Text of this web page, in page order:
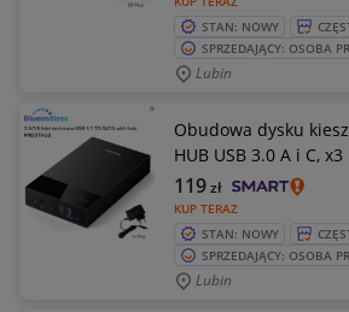
STAN: NOWY
SPRZEDAJĄCY: OSOBA
Lubin
Obudowa dysku
HUB USB 3.0 A i C, x3
KUP TERAZ
119zł
STAN: NOWY
SPRZEDAJĄCY: OSOBA
Lubin